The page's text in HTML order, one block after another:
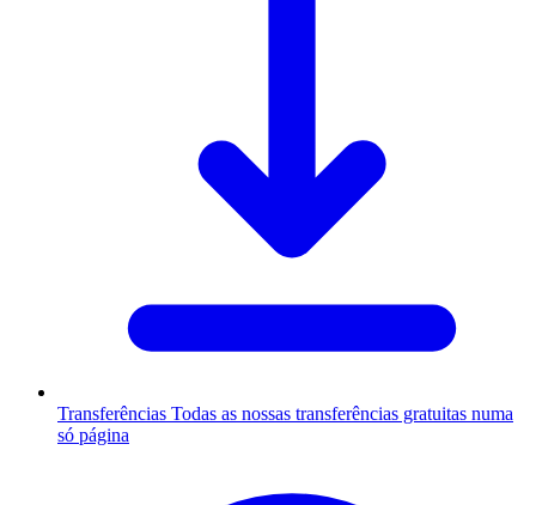
Transferências Todas as nossas transferências gratuitas numa
só página